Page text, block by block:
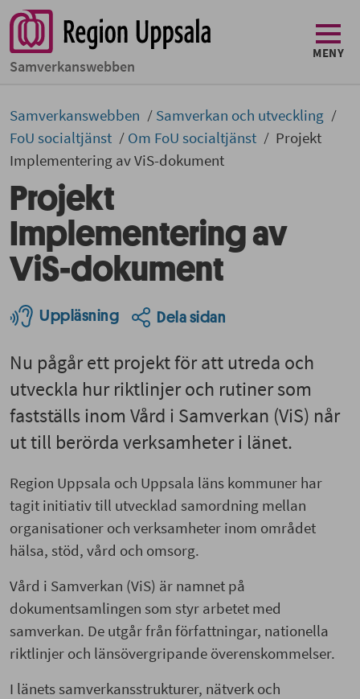
Samverkans­­webben
MENY
Samverkans­­­webben
Samverkan och utveckling
FoU socialtjänst
Om FoU socialtjänst
Projekt
Implementering av ViS-dokument
Projekt
Implementering av
ViS-dokument
Uppläsning Dela sidan
Nu pågår ett projekt för att utreda och
utveckla hur riktlinjer och rutiner som
fastställs inom Vård i Samverkan (ViS) når
ut till berörda verksamheter i länet.
Region Uppsala och Uppsala läns kommuner har
tagit initiativ till utvecklad samordning mellan
organisationer och verksamheter inom området
hälsa, stöd, vård och omsorg.
Vård i Samverkan (ViS) är namnet på
dokumentsamlingen som styr arbetet med
samverkan. De utgår från författningar, nationella
riktlinjer och länsövergripande överenskommelser.
I länets samverkansstrukturer, nätverk och